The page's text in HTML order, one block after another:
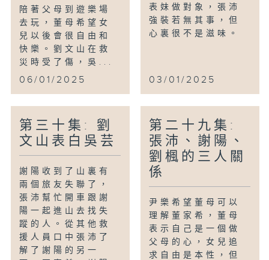
陪著父母到遊樂場
去玩，董母希望女
兒以後會很自由和
快樂。劉文山在救
災時受了傷，吳...
06/01/2025
表妹做對象，張沛
強裝若無其事，但
心裏很不是滋味。
03/01/2025
第三十集: 劉
文山表白吳芸
謝陽收到了山裏有
兩個旅友失聯了，
張沛幫忙開車跟謝
陽一起進山去找失
蹤的人。從其他救
援人員口中張沛了
解了謝陽的另一
第二十九集:
張沛、謝陽、
劉楓的三人關
係
尹樂希望董母可以
理解董家希，董母
表示自己是一個做
父母的心，女兒追
求自由是本性，但